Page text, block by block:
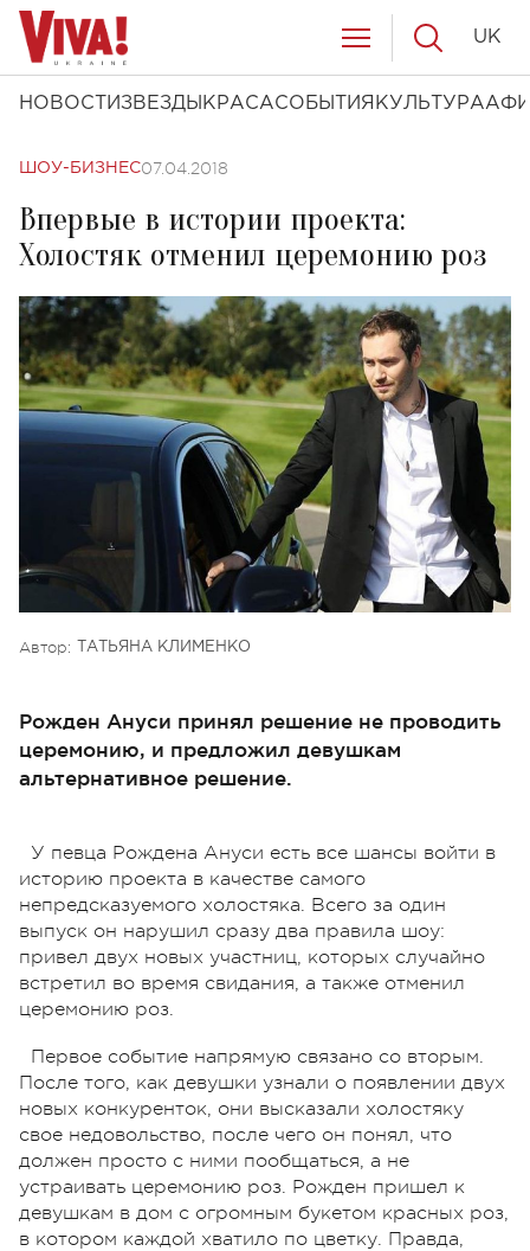
НОВОСТИ ЗВЕЗДЫ КРАСАСОБЫТИЯ КУЛЬТУРА
UK
ШОУ-БИЗНЕС07.04.2018
Впервые в истории проекта:
Холостяк отменил церемонию роз
Автор: ТАТЬЯНА КЛИМЕНКО
Рожден Ануси принял решение не проводить
церемонию, и предложил девушкам
альтернативное решение.
У певца Рождена Ануси есть все шансы войти в
историю проекта в качестве самого
непредсказуемого холостяка. Всего за один
выпуск он нарушил сразу два правила шоу:
привел двух новых участниц, которых случайно
встретил во время свидания, а также отменил
церемонию роз.
Первое событие напрямую связано со вторым.
После того, как девушки узнали о появлении двух
новых конкуренток, они высказали холостяку
свое недовольство, после чего он понял, что
должен просто с ними пообщаться, а не
устраивать церемонию роз. Рожден пришел к
девушкам в дом с огромным букетом красных роз,
в котором каждой хватило по цветку. Правда,